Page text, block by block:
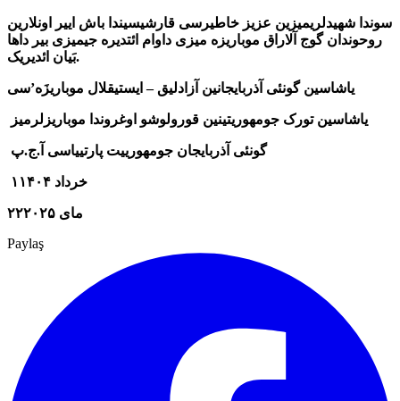
سوندا شهیدلریمیزین عزیز خاطیرسی قارشیسیندا باش اییر اونلارین
روحوندان گوج آلاراق موباریزه میزی داوام ائتدیره جیمیزی بیر داها
بَیان ائدیریک.
یاشاسین تورک جومهوریتینین قورولوشو اوغروندا موباریزلرمیز
گونئی آذربایجان جومهورییت پارتییاسی آ.ج.پ
۱خرداد ۱۴۰۴
۲۲مای ۲۰۲۵
Paylaş